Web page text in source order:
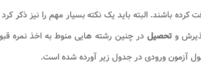
کرده باشند. البته باید یک نکته بسیار مهم را نیز ذکر
و تحصیل در چنین رشته هایی منوط به اخذ نمره
آزمون ورودی در جدول زیر آورده شده است.